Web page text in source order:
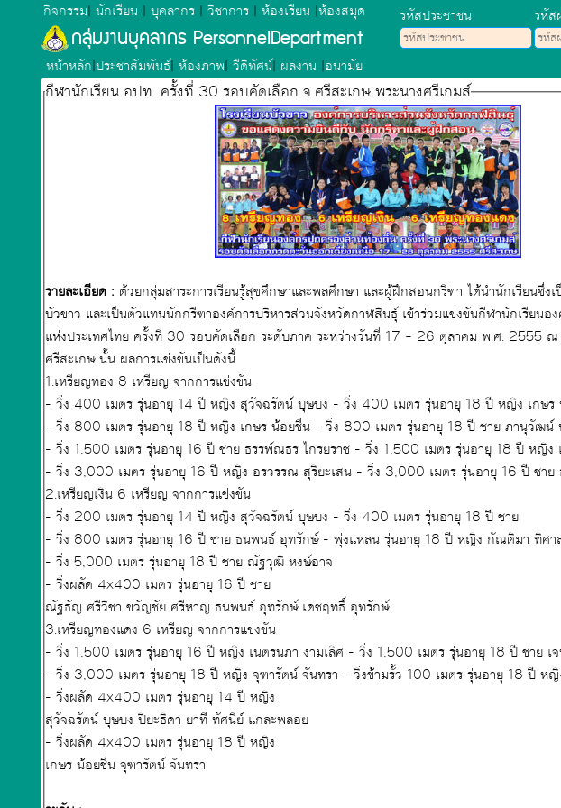
กิจกรรม| นักเรียน | บุคลากร | วิชาการ | ห้องเรียน |ห้องสมุด
กลุ่มงานบุคลากร PersonnelDepartment
หน้าหลัก|ประชาสัมพันธ์| ห้องภาพ| วีดิทัศน์| ผลงาน |อนามัย
รหัสประชาชน รหัส
กีฬานักเรียน อปท. ครั้งที่ 30 รอบคัดเลือก จ.ศรีสะเกษ พระนางศรีเกมส์
รายละเอียด : ด้วยกลุ่มสาระการเรียนรู้สุขศึกษาและพลศึกษา และผู้ฝึกสอนกรีฑา ได้นำนักเรียนซึ่งเ
บัวขาว และเป็นตัวแทนนักกรีฑาองค์การบริหารส่วนจังหวัดกาฬสินธุ์ เข้าร่วมแข่งขันกีฬานักเรียน
แห่งประเทศไทย ครั้งที่ 30 รอบคัดเลือก ระดับภาค ระหว่างวันที่ 17 – 26 ตุลาคม พ.ศ. 2555 ณ สนามกีฬาจังหวัด
ศรีสะเกษ นั้น ผลการแข่งขันเป็นดังนี้
1.เหรียญทอง 8 เหรียญ จากการแข่งขัน
- วิ่ง 400 เมตร รุ่นอายุ 14 ปี หญิง สุวัจฉ
- วิ่ง 800 เมตร รุ่นอายุ 18 ปี หญิง เกษร น้อยชื่น - วิ่ง
-
- วิ่ง 3,000 เมตร รุ่นอายุ 16 ปี หญิง อรวรรณ สุริยะเสน - วิ่ง 3,000 เมตร รุ่น
2.เหรียญเงิน 6 เหรียญ จากการแข่งขัน
- วิ่ง 200 เมตร รุ่นอายุ 14 ปี หญิง สุวัจฉรัตน์ บุษบง - วิ่ง 400 เมตร รุ่นอายุ 18 ปี ชาย
- วิ่ง 800 เมตร รุ่นอายุ 16 ปี ชาย ธนพนธ์ อุทรักษ์ - พุ่งแหลน รุ่นอายุ 18 ปี หญิง กัณติมา ทิศ
- วิ่ง 5,000 เมตร รุ่นอายุ 18 ปี ชาย ณัฐวุฒิ หงษ์อาจ
- วิ่งผลัด 4x400 เมตร รุ่นอายุ 16 ปี ชาย
ณัฐธัญ ศรีวิชา ขวัญชัย ศรีหาญ ธนพนธ์ อุทรักษ์ เดชฤทธิ์ อุทรักษ์
3.เหรียญทองแดง 6 เหรียญ จากการแข่งขัน
- วิ่ง 3,000 เมตร รุ่นอายุ 18 ปี หญิง จุฑารัตน์ จันทรา - วิ่งข้ามรั้ว 100 เมตร รุ่นอายุ 18 ปี ห
- วิ่งผลัด 4x400 เมตร รุ่นอายุ 14 ปี หญิง
สุวัจฉรัตน์ บุษบง ปิยะธิดา ยาที ทัศนีย์ แกละพลอย
- วิ่งผลัด 4x400 เมตร รุ่นอายุ 18 ปี หญิง
เกษร น้อยชื่น จุฑารัตน์ จันทรา